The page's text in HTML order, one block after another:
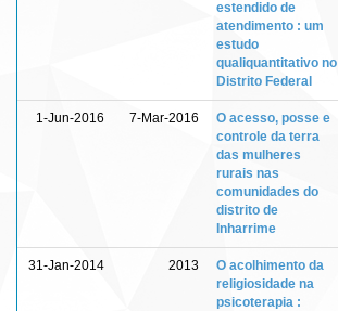
estendido de
atendimento : um
estudo
qualiquantitativo no
Distrito Federal
1-Jun-2016 7-Mar-2016
O acesso, posse e
controle da terra
das mulheres
rurais nas
comunidades do
distrito de
Inharrime
31-Jan-2014 2013
O acolhimento da
religiosidade na
psicoterapia :